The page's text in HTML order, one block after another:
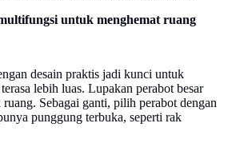
untuk menghemat ruang
desain praktis jadi kunci untuk
lebih luas. Lupakan perabot besar
Sebagai ganti, pilih perabot dengan
punggung terbuka, seperti rak